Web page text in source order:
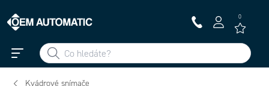
0
Kvádrové snímače